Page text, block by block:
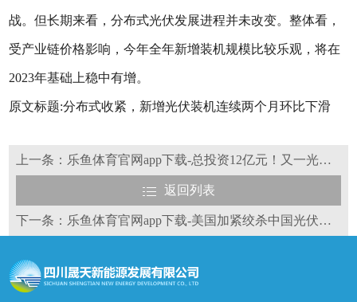
战。但长期来看，分布式光伏发展进程并未改变。整体看，
受产业链价格影响，今年全年新增装机规模比较乐观，将在
2023年基础上稳中有增。
原文标题:分布式收紧，新增光伏装机连续两个月环比下滑
上一条：乐鱼体育官网app下载-总投资12亿元！又一光伏项目正式签约
返回列表
下一条：乐鱼体育官网app下载-美国加紧绞杀中国光伏，中国光伏大佬齐聚一堂接下“战书”